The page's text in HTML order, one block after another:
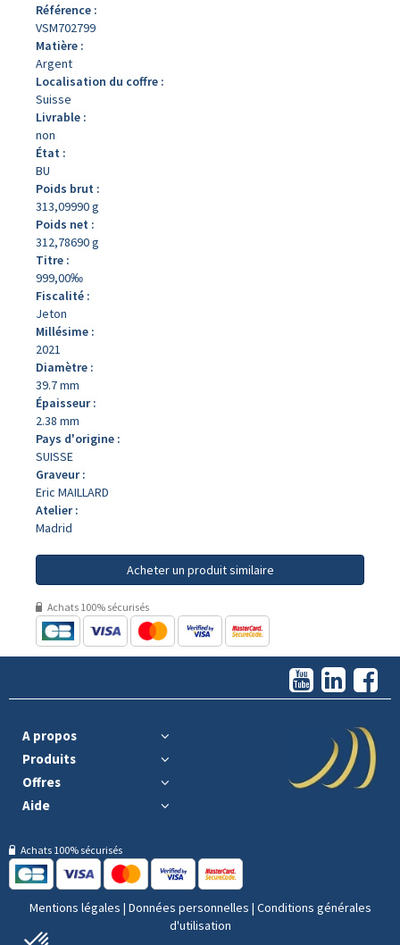
Référence :
VSM702799
Matière :
Argent
Localisation du coffre :
Suisse
Livrable :
non
État :
BU
Poids brut :
313,09990 g
Poids net :
312,78690 g
Titre :
999,00‰
Fiscalité :
Jeton
Millésime :
2021
Diamètre :
39.7 mm
Épaisseur :
2.38 mm
Pays d'origine :
SUISSE
Graveur :
Eric MAILLARD
Atelier :
Madrid
Acheter un produit similaire
Achats 100% sécurisés
A propos
Produits
Offres
Aide
Achats 100% sécurisés
Mentions légales | Données personnelles | Conditions générales
d'utilisation